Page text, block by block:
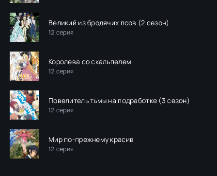
Великий из бродячих псов (2 сезон)
12 серия
Королева со скальпелем
12 серия
Повелитель тьмы на подработкe (3 сезон)
12 серия
Мир по-прежнему красив
12 серия